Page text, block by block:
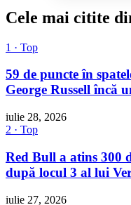
Cele mai citite
1 · Top
59 de puncte în
George Russell încă
iulie 28, 2026
2 · Top
Red Bull a atins 300
după locul 3 al lui
iulie 27, 2026